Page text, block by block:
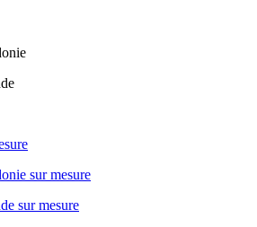
sur mesure
sur mesure